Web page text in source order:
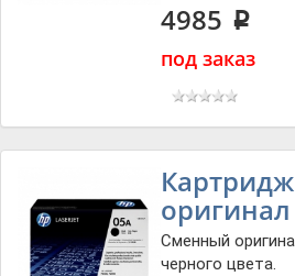
4985 p
под заказ
Картридж
оригинал
Сменный
черного цвета.